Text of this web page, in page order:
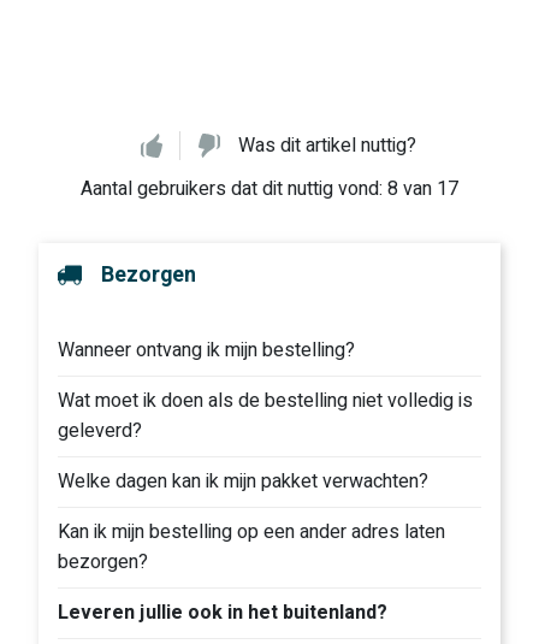
Bezorgen
Wanneer ontvang ik mijn bestelling?
Wat moet ik doen als de bestelling niet volledig is
geleverd?
Welke dagen kan ik mijn pakket verwachten?
Kan ik mijn bestelling op een ander adres laten
bezorgen?
Leveren jullie ook in het buitenland?
Was dit artikel nuttig?
Aantal gebruikers dat dit nuttig vond: 8 van 17